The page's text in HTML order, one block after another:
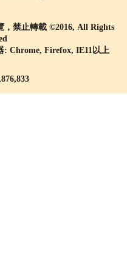
，禁止轉載 ©2016, All Rights
Chrome, Firefox, IE11以上